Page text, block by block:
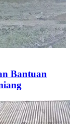
Bantuan